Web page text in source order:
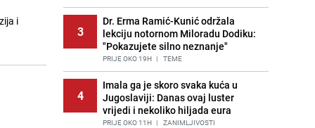
i
3
Dr. Erma Ramić-Kunić održala
lekciju notornom Miloradu Dodiku:
"Pokazujete silno neznanje"
PRIJE OKO 19H | TEME
4
Imala ga je skoro svaka kuća u
Jugoslaviji: Danas ovaj luster
vrijedi i nekoliko hiljada eura
PRIJE OKO 11H | ZANIMLJIVOSTI